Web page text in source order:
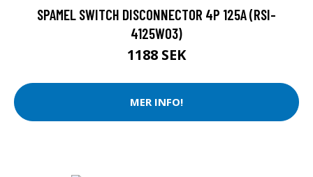
SPAMEL SWITCH DISCONNECTOR 4P 125A (RSI-
4125W03)
1188 SEK
MER INFO!